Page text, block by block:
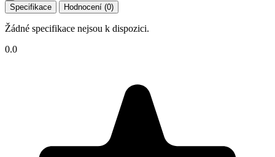
Specifikace Hodnocení (0)
Žádné specifikace nejsou k dispozici.
0.0